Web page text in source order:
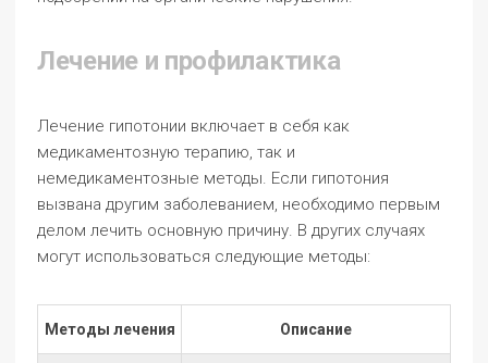
Лечение и профилактика
Лечение гипотонии включает в себя как
медикаментозную терапию, так и
немедикаментозные методы. Если гипотония
вызвана другим заболеванием, необходимо первым
делом лечить основную причину. В других случаях
могут использоваться следующие методы:
Методы лечения Описание